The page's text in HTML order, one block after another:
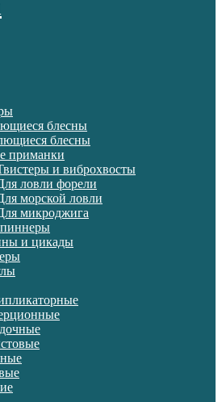
блесны
блесны
приманки
и виброхвосты
ловли форели
морской ловли
микроджига
и цикады